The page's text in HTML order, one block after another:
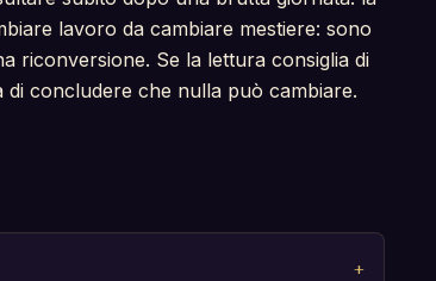
lavoro da cambiare mestiere: sono
riconversione. Se la lettura consiglia di
di concludere che nulla può cambiare.